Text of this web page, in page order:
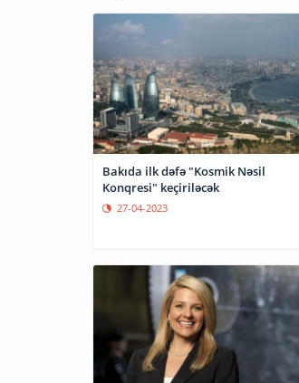
Bakıda ilk dəfə "Kosmik Nəsil
Konqresi" keçiriləcək
27-04-2023